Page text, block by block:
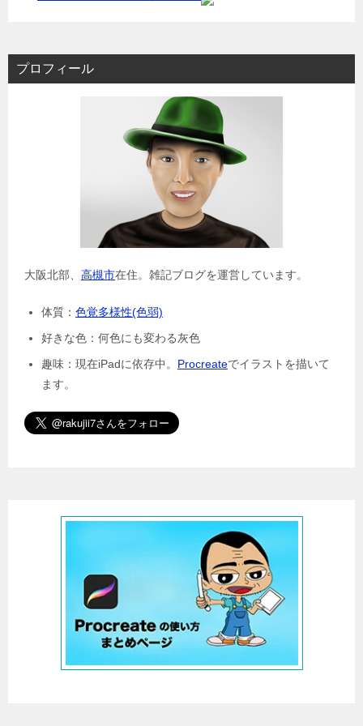
プロフィール
大阪北部、 高槻市在住。雑記ブログを運営しています。
体質： 色覚多様性(色弱)
好きな色：何色にも変わる灰色
趣味：現在iPadに依存中。 Procreateでイラストを描いて
ます。